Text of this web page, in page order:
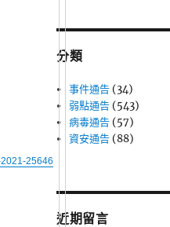
25646
分類
事件通告 (34)
弱點通告 (543)
病毒通告 (57)
資安通告 (88)
近期留言